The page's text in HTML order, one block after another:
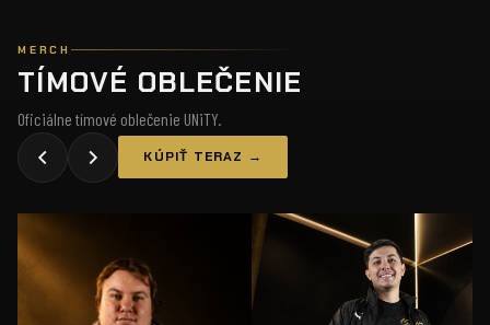
MERCH
TÍMOVÉ OBLEČENIE
Oficiálne tímové oblečenie UNiTY.
KÚPIŤ TERAZ →